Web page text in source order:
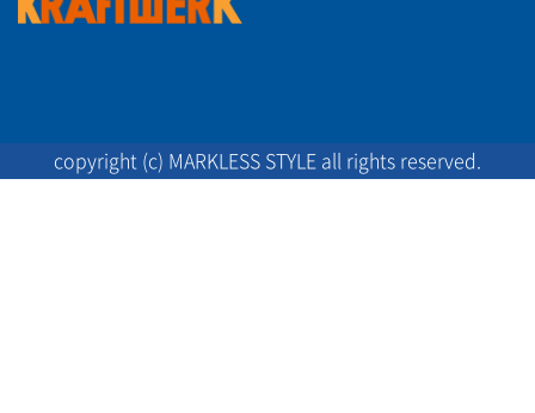
copyright (c) MARKLESS STYLE all rights reserved.